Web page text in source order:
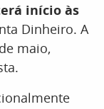
início às
Dinheiro. A
maio,